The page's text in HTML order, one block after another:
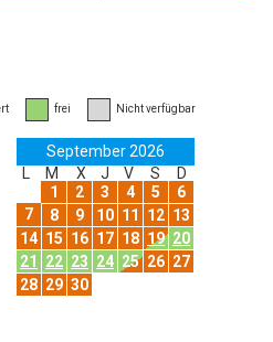
frei Nicht verfügbar
September 2026
L
M X J V S
D
1
2 3 4 5
6
7
8 9 10 11 12 13
14 15 16 17 18 19 20
21
22 23 24 25 26 27
28 29 30